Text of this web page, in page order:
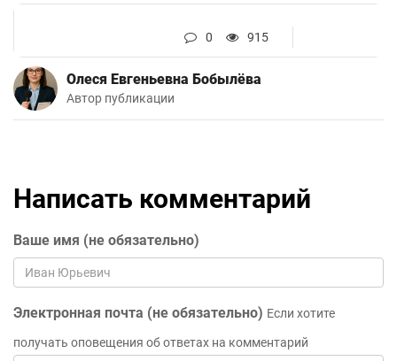
0 915
Олеся Евгеньевна Бобылёва
Автор публикации
Написать комментарий
Ваше имя (не обязательно)
Электронная почта (не обязательно) Если хотите
получать оповещения об ответах на комментарий